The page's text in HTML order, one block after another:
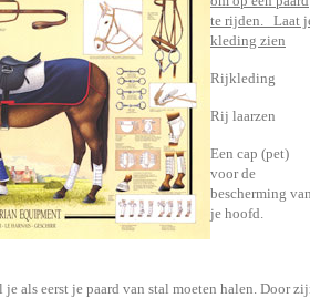
te rijden. Laat
kleding zien
Rijkleding
Rij laarzen
Een cap (pet)
voor de
bescherming
je hoofd.
je als eerst je paard van stal moeten halen. Door